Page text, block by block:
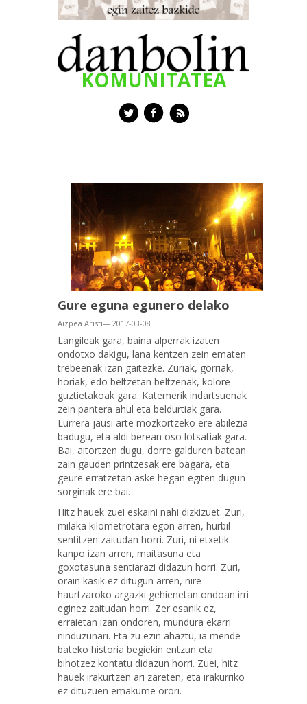
KOMUNITATEA
Gure eguna egunero delako
Aizpea Aristi— 2017-03-08
Langileak gara, baina alperrak izaten
ondotxo dakigu, lana kentzen zein ematen
trebeenak izan gaitezke. Zuriak, gorriak,
horiak, edo beltzetan beltzenak, kolore
guztietakoak gara. Katemerik indartsuenak
zein pantera ahul eta beldurtiak gara.
Lurrera jausi arte mozkortzeko ere abilezia
badugu, eta aldi berean oso lotsatiak gara.
Bai, aitortzen dugu, dorre galduren batean
zain gauden printzesak ere bagara, eta
geure erratzetan aske hegan egiten dugun
sorginak ere bai.
Hitz hauek zuei eskaini nahi dizkizuet. Zuri,
milaka kilometrotara egon arren, hurbil
sentitzen zaitudan horri. Zuri, ni etxetik
kanpo izan arren, maitasuna eta
goxotasuna sentiarazi didazun horri. Zuri,
orain kasik ez ditugun arren, nire
haurtzaroko argazki gehienetan ondoan irri
eginez zaitudan horri. Zer esanik ez,
erraietan izan ondoren, mundura ekarri
ninduzunari. Eta zu ezin ahaztu, ia mende
bateko historia begiekin entzun eta
bihotzez kontatu didazun horri. Zuei, hitz
hauek irakurtzen ari zareten, eta irakurriko
ez dituzuen emakume orori.